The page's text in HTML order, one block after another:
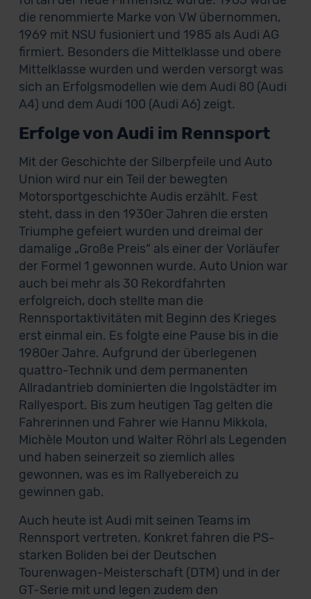
die renommierte Marke von VW übernommen,
1969 mit NSU fusioniert und 1985 als Audi AG
firmiert. Besonders die Mittelklasse und obere
Mittelklasse wurden und werden versorgt was
sich an Erfolgsmodellen wie dem Audi 80 (Audi
A4) und dem Audi 100 (Audi A6) zeigt.
Erfolge von Audi im Rennsport
Mit der Geschichte der Silberpfeile und Auto
Union wird nur ein Teil der bewegten
Motorsportgeschichte Audis erzählt. Fest
steht, dass in den 1930er Jahren die ersten
Triumphe gefeiert wurden und dreimal der
damalige „Große Preis“ als einer der Vorläufer
der Formel 1 gewonnen wurde. Auto Union war
auch bei mehr als 30 Rekordfahrten
erfolgreich, doch stellte man die
Rennsportaktivitäten mit Beginn des Krieges
erst einmal ein. Es folgte eine Pause bis in die
1980er Jahre. Aufgrund der überlegenen
quattro-Technik und dem permanenten
Allradantrieb dominierten die Ingolstädter im
Rallyesport. Bis zum heutigen Tag gelten die
Fahrerinnen und Fahrer wie Hannu Mikkola,
Michèle Mouton und Walter Röhrl als Legenden
und haben seinerzeit so ziemlich alles
gewonnen, was es im Rallyebereich zu
gewinnen gab.
Auch heute ist Audi mit seinen Teams im
Rennsport vertreten. Konkret fahren die PS-
starken Boliden bei der Deutschen
Tourenwagen-Meisterschaft (DTM) und in der
GT-Serie mit und legen zudem den